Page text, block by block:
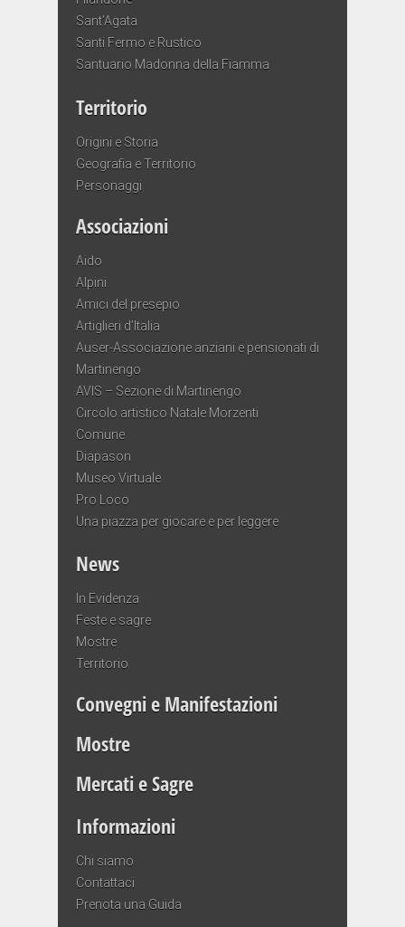
Sant’Agata
Santi Fermo e Rustico
Santuario Madonna della Fiamma
Territorio
Origini e Storia
Geografia e Territorio
Personaggi
Associazioni
Aido
Alpini
Amici del presepio
Artiglieri d’Italia
Auser-Associazione anziani e pensionati di
Martinengo
AVIS – Sezione di Martinengo
Circolo artistico Natale Morzenti
Comune
Diapason
Museo Virtuale
Pro Loco
Una piazza per giocare e per leggere
News
In Evidenza
Feste e sagre
Mostre
Territorio
Convegni e Manifestazioni
Mostre
Mercati e Sagre
Informazioni
Chi siamo
Contattaci
Prenota una Guida